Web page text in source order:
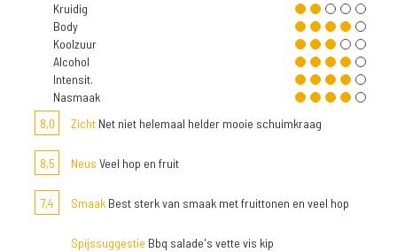
Kruidig
Body
Koolzuur
Alcohol
Intensit.
Nasmaak
8,0
Zicht Net niet helemaal helder mooie schuimkraag
8,5 Neus Veel hop en fruit
7,4 Smaak Best sterk van smaak met fruittonen en veel hop
Spijssuggestie Bbq salade's vette vis kip